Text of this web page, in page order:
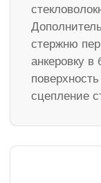
стержню
анкеровку в
сцепление